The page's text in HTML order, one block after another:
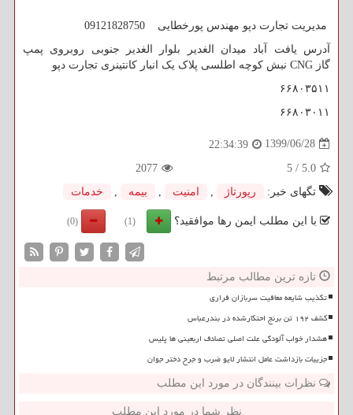
مدیریت تجارت دپو مهندس پورخطایی 09121828750
آدرس یافت آباد میدان الغدیر بلوار الغدیر جنوبی روبروی پمپ
گاز CNG نبش کوچه اطلسی پلاک یک انبار کانتینری تجارت دپو
۶۶۸۰۳۵۱۱
۶۶۸۰۳۰۱۱
1399/06/28
22:34:39
5.0
/
5
2077
تگهای خبر:
رپورتاژ امنیت بیمه خدمات
با این مطلب ایمن رها موافقید؟ (1)
(0)
تازه ترین مطالب مرتبط
تکذیب شایعه معافیت سربازان فراری
کشف ۱۹۲ تن برنج احتکارشده در بندرعباس
هشدار خواب آلودگی علت اصلی تصادف اربعینی ها پلیس
جزییات بازداشت عامل انتشار لایو ضرب و جرح دختر جوان
نظرات بینندگان در مورد این مطلب
نظر شما در مورد این مطلب